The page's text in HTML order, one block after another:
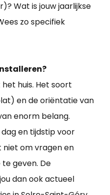
Wat is jouw jaarlijkse
zo specifiek
huis. Het soort
en de oriëntatie van
enorm belang.
en tijdstip voor
niet om vragen en
geven. De
dan ook actueel